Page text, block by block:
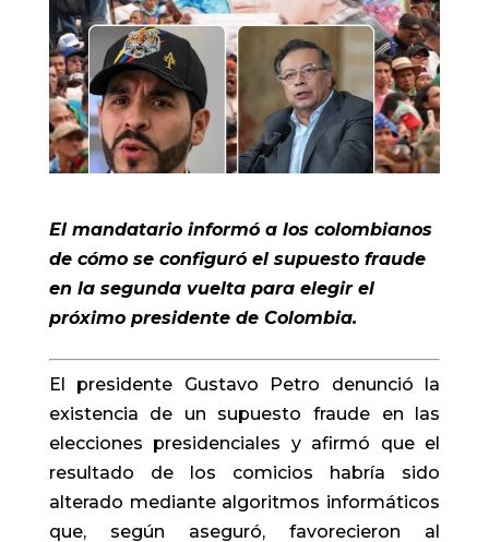
El mandatario informó a los colombianos
de cómo se configuró el supuesto fraude
en la segunda vuelta para elegir el
próximo presidente de Colombia.
El presidente Gustavo Petro denunció la
existencia de un supuesto fraude en las
elecciones presidenciales y afirmó que el
resultado de los comicios habría sido
alterado mediante algoritmos informáticos
que, según aseguró, favorecieron al